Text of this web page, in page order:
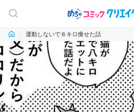
運動しないで８キロ痩せた話